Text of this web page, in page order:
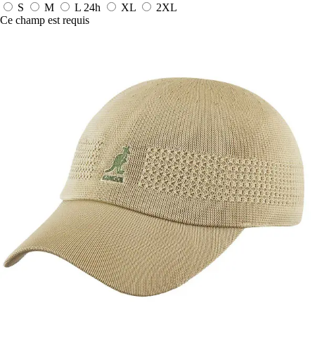
S
M L 24h XL
2XL
Ce champ est requis